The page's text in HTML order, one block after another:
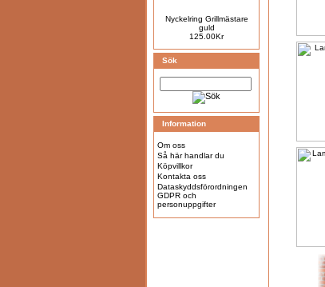
Nyckelring Grillmästare
guld
125.00Kr
Sök
Information
Om oss
Så här handlar du
Köpvillkor
Kontakta oss
Dataskyddsförordningen
GDPR och
personuppgifter